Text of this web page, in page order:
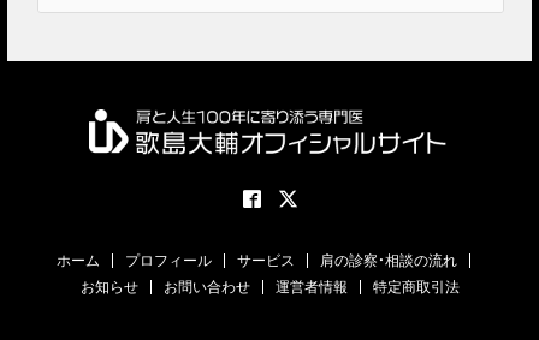
ホーム プロフィール サービス
肩の診察・相談の流れ
お知らせ
お問い合わせ 運営者情報 特定商取引法